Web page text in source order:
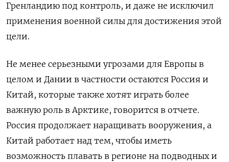
Гренландию под контроль, и даже не исключил
применения военной силы для достижения этой
цели.
Не менее серьезными угрозами для Европы в
целом и Дании в частности остаются Россия и
Китай, которые также хотят играть более
важную роль в Арктике, говорится в отчете.
Россия продолжает наращивать вооружения, а
Китай работает над тем, чтобы иметь
возможность плавать в регионе на подводных и